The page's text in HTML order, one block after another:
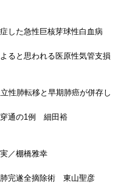
した急性巨核芽球性白血病
ると思われる医原性気管支損
性肺転移と早期肺癌が併存し
通の1例 細田裕
／棚橋雅幸
完遂全摘除術 東山聖彦